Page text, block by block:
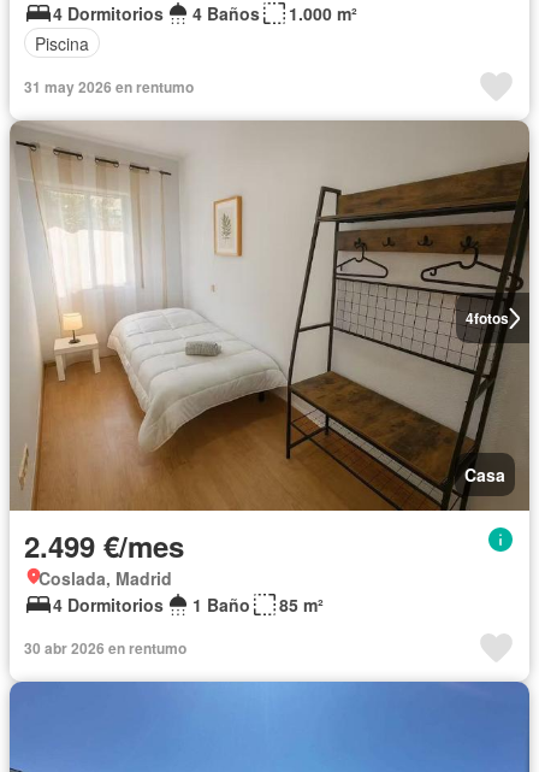
4 Dormitorios
4 Baños
1.000 m²
Piscina
31 may 2026 en rentumo
4fotos
Casa
2.499 €/mes
Coslada, Madrid
4 Dormitorios
1 Baño 85 m²
30 abr 2026 en rentumo